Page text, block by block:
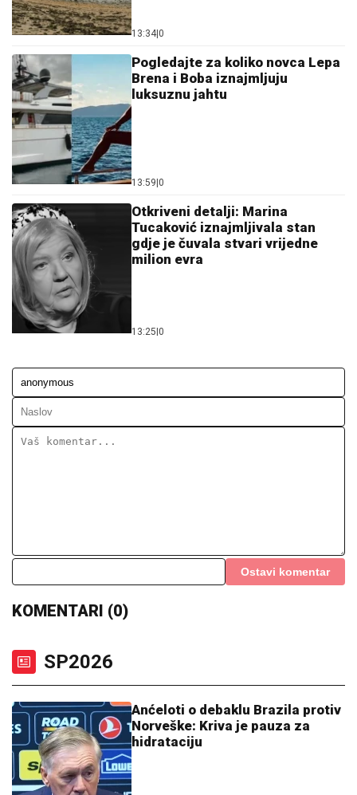
13:34 0
Pogledajte za koliko novca Lepa
Brena i Boba iznajmljuju
luksuznu jahtu
13:59 0
Otkriveni detalji: Marina
Tucaković iznajmljivala stan
gdje je čuvala stvari vrijedne
milion evra
13:25 0
Ostavi komentar
KOMENTARI (0)
SP2026
Anćeloti o debaklu Brazila protiv
Norveške: Kriva je pauza za
hidrataciju